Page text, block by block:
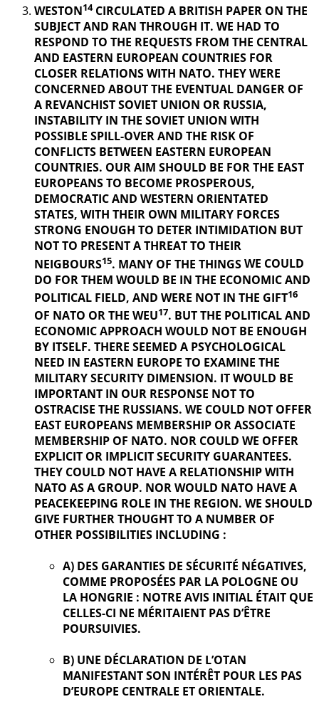
WESTON14CIRCULATED A BRITISH PAPER ON THE
SUBJECT AND RAN THROUGH IT. WE HAD TO
RESPOND TO THE REQUESTS FROM THE CENTRAL
AND EASTERN EUROPEAN COUNTRIES FOR
CLOSER RELATIONS WITH NATO. THEY WERE
CONCERNED ABOUT THE EVENTUAL DANGER OF
A REVANCHISTSOVIET UNION OR RUSSIA,
INSTABILITY IN THE SOVIET UNION WITH
POSSIBLE SPILL-OVER AND THE RISK OF
CONFLICTS BETWEEN EASTERN EUROPEAN
COUNTRIES. OUR AIM SHOULD BE FOR THE EAST
EUROPEANS TO BECOME PROSPEROUS,
DEMOCRATIC AND WESTERN ORIENTATED
STATES, WITH THEIR OWN MILITARY FORCES
STRONG ENOUGH TO DETER INTIMIDATION BUT
NOT TO PRESENT A THREAT TO THEIR
NEIGBOURS15. MANY OF THE THINGSWE COULD
DO FOR THEM WOULD BE IN THE ECONOMIC AND
POLITICAL FIELD, AND WERE NOT IN THE GIFT16
OF NATO OR THE WEU17. BUT THE POLITICAL AND
ECONOMIC APPROACH WOULD NOT BE ENOUGH
BY ITSELF. THERE SEEMED A PSYCHOLOGICAL
NEED IN EASTERN EUROPE TO EXAMINE THE
MILITARY SECURITY DIMENSION. IT WOULD BE
IMPORTANT IN OUR RESPONSE NOT TO
OSTRACISE THE RUSSIANS. WE COULD NOT OFFER
EAST EUROPEANS MEMBERSHIP OR ASSOCIATE
MEMBERSHIP OF NATO. NOR COULD WE OFFER
EXPLICIT OR IMPLICIT SECURITY GUARANTEES.
THEY COULD NOT HAVE A RELATIONSHIP WITH
NATO AS A GROUP. NOR WOULD NATO HAVE A
PEACEKEEPING ROLE IN THE REGION. WE SHOULD
GIVE FURTHERTHOUGHT TO A NUMBER OF
OTHER POSSIBILITIES INCLUDING :
A) DES GARANTIES DE SÉCURITÉ NÉGATIVES,
COMME PROPOSÉES PAR LA POLOGNE OU
LA HONGRIE : NOTRE AVIS INITIAL ÉTAIT QUE
CELLES-CI NE MÉRITAIENT PAS D’ÊTRE
POURSUIVIES.
B) UNE DÉCLARATION DE L’OTAN
MANIFESTANT SON INTÉRÊT POUR LES PAS
D’EUROPE CENTRALE ET ORIENTALE.